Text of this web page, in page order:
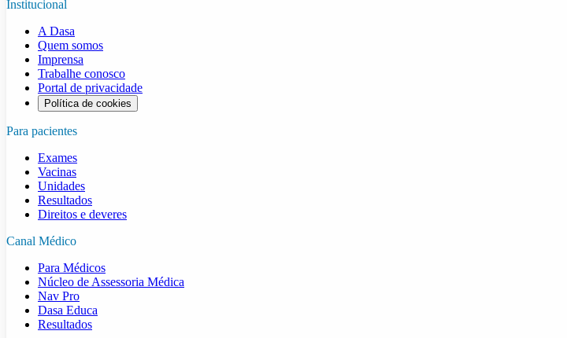
Institucional
A Dasa
Quem somos
Imprensa
Trabalhe conosco
Portal de privacidade
Política de cookies
Para pacientes
Exames
Vacinas
Unidades
Resultados
Direitos e deveres
Canal Médico
Para Médicos
Núcleo de Assessoria Médica
Nav Pro
Dasa Educa
Resultados